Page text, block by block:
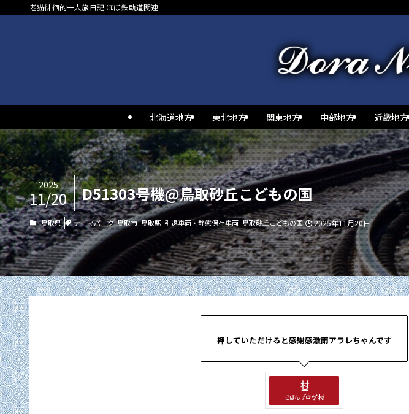
老猫徘徊的一人旅日記 ほぼ鉄軌道関連
北海道地方 東北地方 関東地方 中部地方 近畿地方
D51303号機@鳥取砂丘こどもの国
2025
11/20
鳥取県 テーマパーク 鳥取市 鳥取駅 引退車両・静態保存車両 鳥取砂丘こどもの国 2025年11月20日
押していただけると感謝感激雨アラレちゃんです